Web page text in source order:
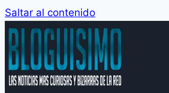
Saltar al contenido